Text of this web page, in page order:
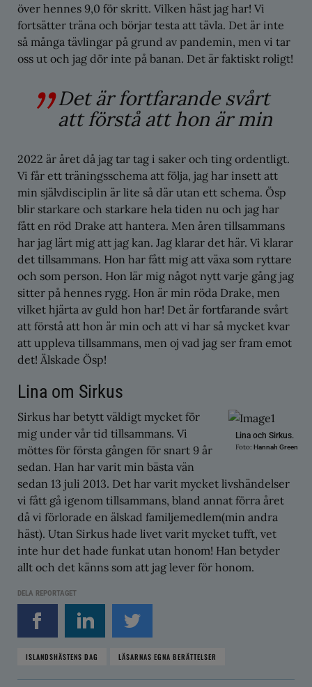
över hennes 9,0 för skritt. Vilken häst jag har! Vi
fortsätter träna och börjar testa att tävla. Det är inte
så många tävlingar på grund av pandemin, men vi tar
oss ut och jag dör inte på banan. Det är faktiskt roligt!
Det är fortfarande svårt
att förstå att hon är min
2022 är året då jag tar tag i saker och ting ordentligt.
Vi får ett träningsschema att följa, jag har insett att
min självdisciplin är lite så där utan ett schema. Ösp
blir starkare och starkare hela tiden nu och jag har
fått en röd Drake att hantera. Men åren tillsammans
har jag lärt mig att jag kan. Jag klarar det här. Vi klarar
det tillsammans. Hon har fått mig att växa som ryttare
och som person. Hon lär mig något nytt varje gång jag
sitter på hennes rygg. Hon är min röda Drake, men
vilket hjärta av guld hon har! Det är fortfarande svårt
att förstå att hon är min och att vi har så mycket kvar
att uppleva tillsammans, men oj vad jag ser fram emot
det! Älskade Ösp!
Lina om Sirkus
Lina och Sirkus.
Foto: Hannah Green
Sirkus har betytt väldigt mycket för
mig under vår tid tillsammans. Vi
möttes för första gången för snart 9 år
sedan. Han har varit min bästa vän
sedan 13 juli 2013. Det har varit mycket livshändelser
vi fått gå igenom tillsammans, bland annat förra året
då vi förlorade en älskad familjemedlem(min andra
häst). Utan Sirkus hade livet varit mycket tufft, vet
inte hur det hade funkat utan honom! Han betyder
allt och det känns som att jag lever för honom.
DELA REPORTAGET
ISLANDSHÄSTENS DAG LÄSARNAS EGNA BERÄTTELSER